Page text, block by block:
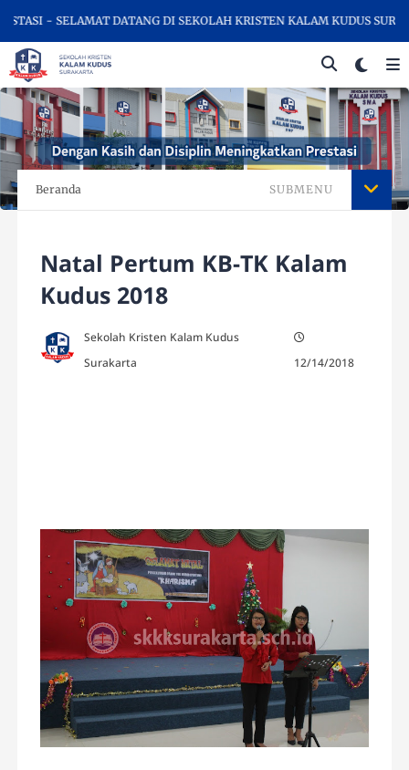
- SELAMAT DATANG DI SEKOLAH KRISTEN KALAM KUDUS
Beranda SUBMENU
Natal Pertum KB-TK Kalam
Kudus 2018
Sekolah Kristen Kalam Kudus
Surakarta
12/14/2018